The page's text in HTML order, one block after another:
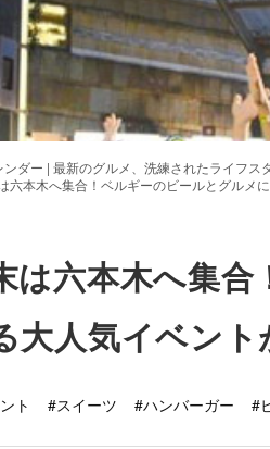
ンダー | 最新のグルメ、洗練されたライフス
六本木へ集合！ベルギーのビールとグルメ
は六本木へ集
大人気イベント
ト #スイーツ #ハンバーガー #